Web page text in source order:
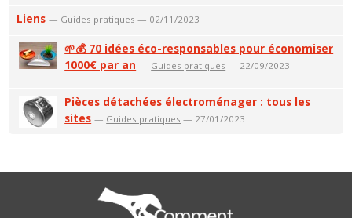
Liens — Guides pratiques — 02/11/2023
🌱💰 70 idées éco-responsables pour économiser
1000€ par an — Guides pratiques — 22/09/2023
Pièces détachées électroménager : tous les
sites — Guides pratiques — 27/01/2023